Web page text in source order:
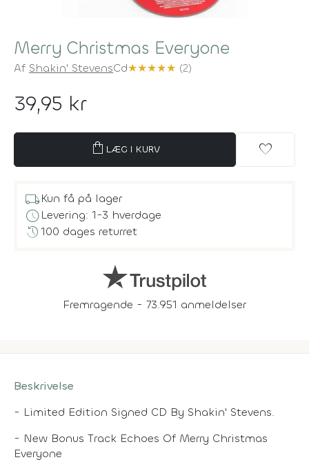
Merry Christmas Everyone
Af Shakin' StevensCd★★★★★ (2)
39,95 kr
shopping_bag LÆG I KURV favorite
local_shippingKun få på lager
scheduleLevering: 1-3 hverdage
history100 dages returret
Fremragende - 73.951 anmeldelser
Beskrivelse
- Limited Edition Signed CD By Shakin' Stevens.
- New Bonus Track Echoes Of Merry Christmas
Everyone